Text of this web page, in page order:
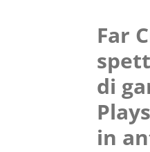
Far
di
in